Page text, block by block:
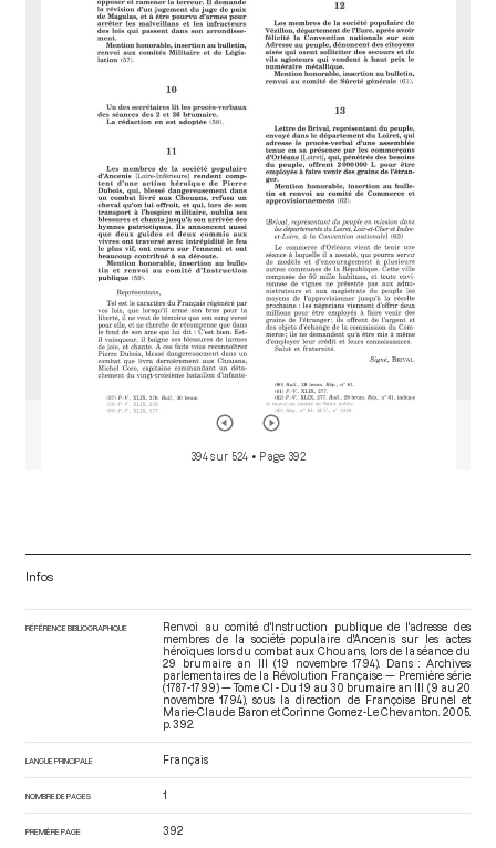
394 sur 524 • Page 392
Infos
RÉFÉRENCE BIBLIOGRAPHIQUE
Renvoi au comité d'Instruction publique de l'adresse des
membres de la société populaire d'Ancenis sur les actes
héroïques lors du combat aux Chouans, lors de la séance du
29 brumaire an III (19 novembre 1794). Dans : Archives
parlementaires de la Révolution Française — Première série
(1787-1799) — Tome CI - Du 19 au 30 brumaire an III (9 au 20
novembre 1794) , sous la direction de Françoise Brunel et
Marie-Claude Baron et Corinne Gomez-Le Chevanton. 2005.
p. 392.
LANGUE PRINCIPALE Français
NOMBRE DE PAGES 1
PREMIÈRE PAGE 392